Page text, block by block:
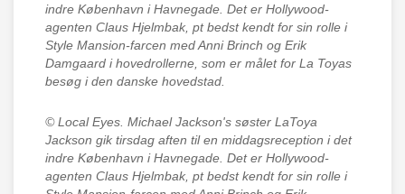
indre København i Havnegade. Det er Hollywood-
agenten Claus Hjelmbak, pt bedst kendt for sin rolle i
Style Mansion-farcen med Anni Brinch og Erik
Damgaard i hovedrollerne, som er målet for La Toyas
besøg i den danske hovedstad.
© Local Eyes. Michael Jackson's søster LaToya
Jackson gik tirsdag aften til en middagsreception i det
indre København i Havnegade. Det er Hollywood-
agenten Claus Hjelmbak, pt bedst kendt for sin rolle i